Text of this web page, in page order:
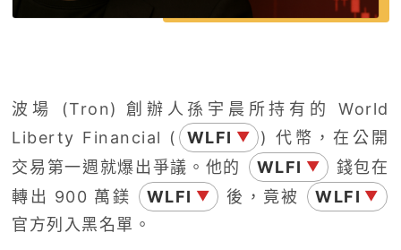
波場 (Tron) 創辦人孫宇晨所持有的 World
Liberty Financial (
WLFI ▼
) 代幣，在公開
交易第一週就爆出爭議。他的
WLFI ▼
錢包在
轉出 900 萬鎂
WLFI ▼ 後，竟被 WLFI ▼
官方列入黑名單。